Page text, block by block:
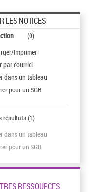
LES NOTICES
(0)
Imprimer
par courriel
dans un tableau
pour un SGB
résultats(1)
dans un tableau
pour un SGB
RESSOURCES